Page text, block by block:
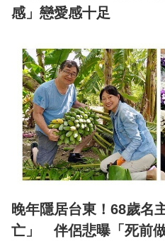
感」戀愛感十足
晚年隱居台東！68歲名
亡」 伴侶悲曝「死前